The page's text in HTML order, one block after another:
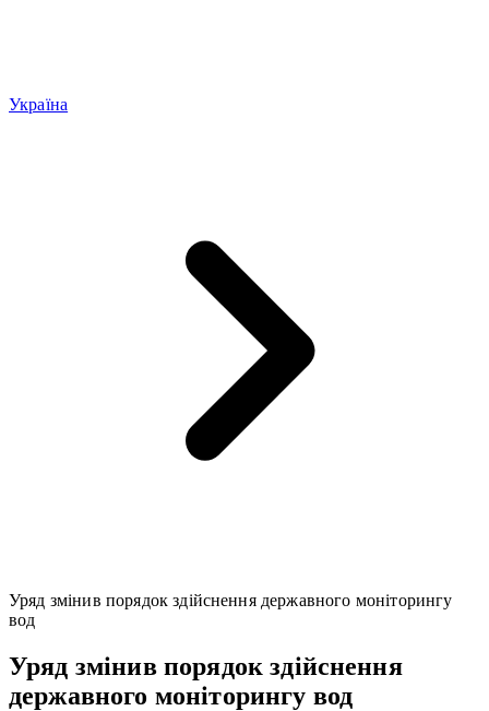
Україна
Уряд змінив порядок здійснення державного моніторингу
вод
Уряд змінив порядок здійснення
державного моніторингу вод